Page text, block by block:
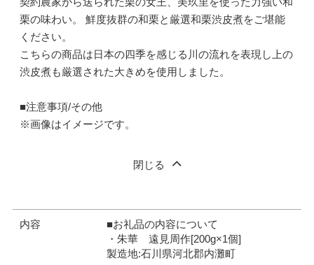
栗の味わい。 鮮度抜群の和栗と厳選和栗渋皮煮をご堪能
ください。
こちらの商品は日本の四季を感じる川の流れを表現し上の
渋皮煮も厳選された大きめを使用しました。
■注意事項/その他
※画像はイメージです。
閉じる
内容
■お礼品の内容について
・朱華 遠見周作[200g×1個]
製造地:石川県河北郡内灘町